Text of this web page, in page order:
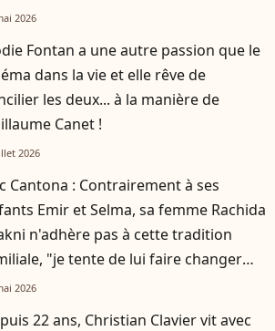
2026
Fontan a une autre passion que le
dans la vie et elle rêve de
les deux... à la manière de
Canet !
2026
Cantona : Contrairement à ses
Emir et Selma, sa femme Rachida
n'adhère pas à cette tradition
"je tente de lui faire changer
2026
22 ans, Christian Clavier vit avec